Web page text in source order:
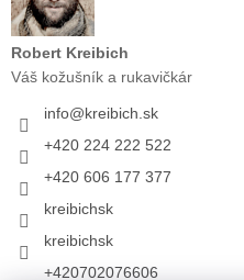
Robert Kreibich
Váš kožušník a rukavičkár
info@kreibich.sk
+420 224 222 522
+420 606 177 377
kreibichsk
kreibichsk
+420702076606